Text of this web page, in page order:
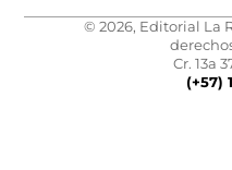
© 2026, Editorial La
Cr. 13a
(+57)